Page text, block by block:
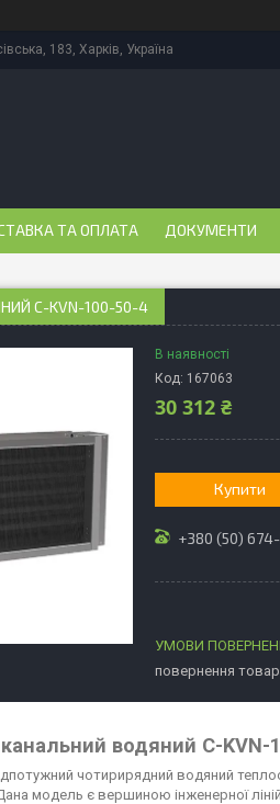
183, Харків, Україна
ТА ОПЛАТА ДОКУМЕНТИ
C-KVN-100-50-4
В наявності
Код: 167063
30 312 ₴
Купити
+380 (50)
повернення
канальний водяний C-KVN-
чотирирядний водяний
модель є вершиною інженерної